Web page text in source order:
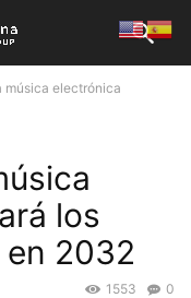
música electrónica
los
en 2032
0
1553